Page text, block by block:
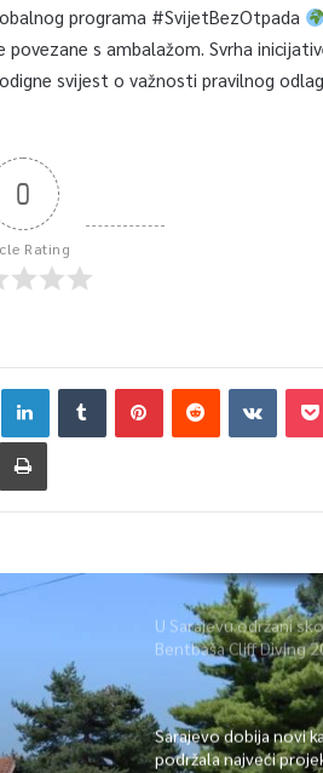
programa #SvijetBezOtpada
s ambalažom. Svrha
svijest o važnosti pravilnog
0
Rating
U Sarajevu održani
Bentbaša Cliff Diving
pripalo Igoru Arseniću
Sarajevo dobija novi
podržala najveći